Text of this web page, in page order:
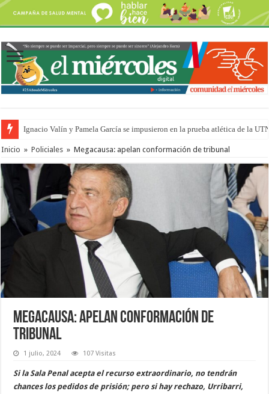
Ignacio Valín y Pamela García se impusieron en la prueba atlética de la
Traigo el litoral en mi canción: 100 años de Aníbal Sampayo
Inicio » Policiales » Megacausa: apelan conformación de tribunal
Megacausa: apelan conformación de
tribunal
1 julio, 2024 107 Visitas
Si la Sala Penal acepta el recurso extraordinario, no tendrán
chances los pedidos de prisión; pero si hay rechazo, Urribarri,